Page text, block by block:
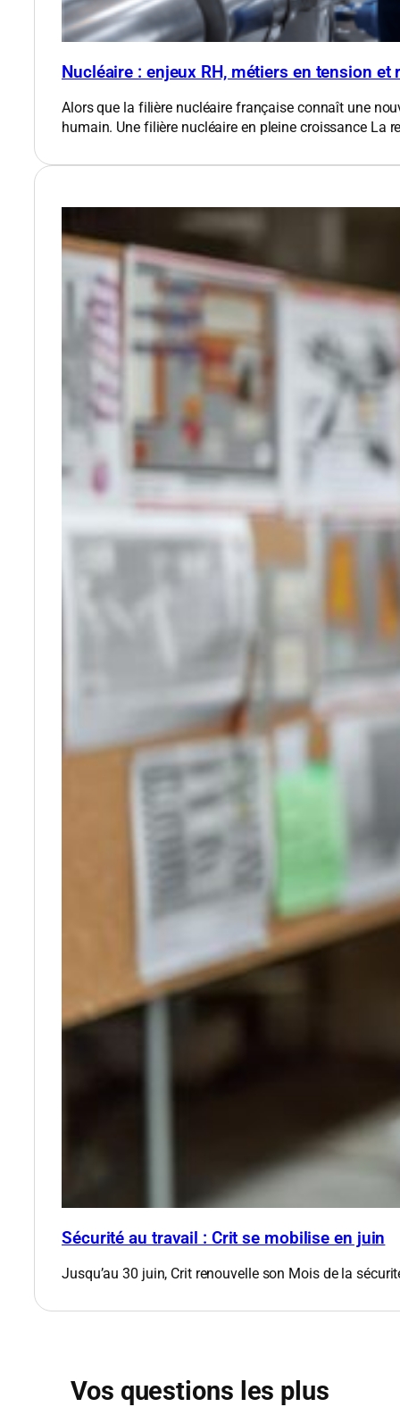
Nucléaire : enjeux RH, métiers en tension et
Alors que la filière nucléaire française connaît une
humain. Une filière nucléaire en pleine croissance​ La
Sécurité au travail : Crit se mobilise en juin
Jusqu’au 30 juin, Crit renouvelle son Mois de la
Vos questions les plus